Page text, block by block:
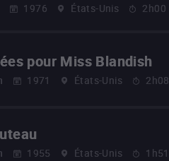
1976 États-Unis 2h00
pour Miss Blandish
1971 États-Unis 2h08
1955 États-Unis 1h51